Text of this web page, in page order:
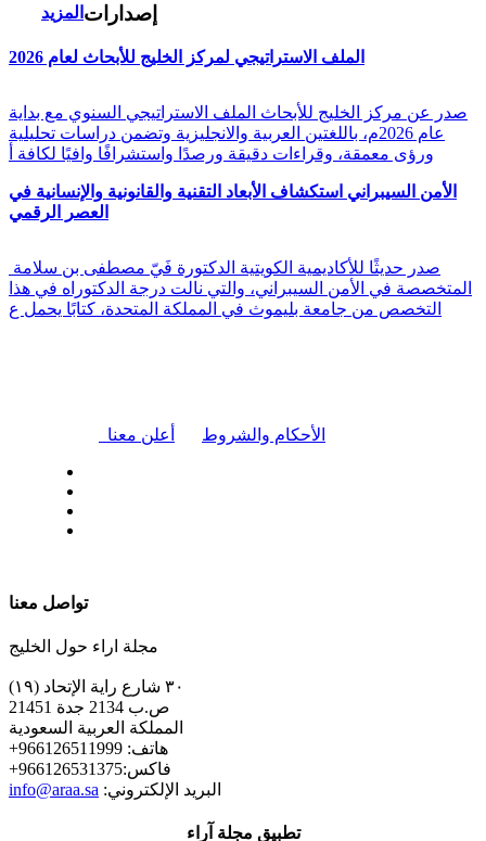
المزيد إصدارات
الملف الاستراتيجي لمركز الخليج للأبحاث لعام 2026
صدر عن مركز الخليج للأبحاث الملف الاستراتيجي السنوي مع بداية
عام 2026م، باللغتين العربية والانجليزية وتضمن دراسات تحليلية
ورؤى معمقة، وقراءات دقيقة ورصدًا واستشرافًا وافيًا لكافة أ
الأمن السيبراني استكشاف الأبعاد التقنية والقانونية والإنسانية في
العصر الرقمي
المتخصصة في الأمن السيبراني، والتي نالت درجة الدكتوراه في هذا
التخصص من جامعة بليموث في المملكة المتحدة، كتابًا يحمل ع
أعلن معنا الأحكام والشروط
تواصل معنا
مجلة اراء حول الخليج
٣٠ شارع راية الإتحاد (١٩)
ص.ب 2134 جدة 21451
المملكة العربية السعودية
+هاتف: 966126511999
+فاكس:966126531375
info@araa.sa :البريد الإلكتروني
تطبيق مجلة آراء